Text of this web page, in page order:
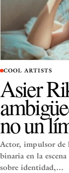
COOL ARTISTS
Asier
no un
Actor, impulsor de
binaria en la
sobre identidad,…